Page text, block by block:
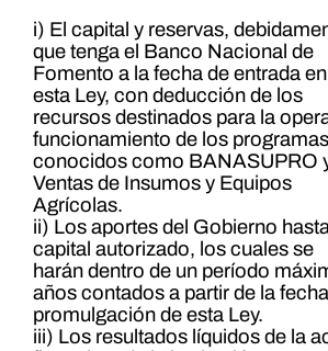
i) El capital y reservas,
que tenga el Banco Nacional de
Fomento a la fecha de entrada
esta Ley, con deducción de los
recursos destinados para la
funcionamiento de los programas
conocidos como BANASUPRO
Ventas de Insumos y Equipos
Agrícolas.
ii) Los aportes del Gobierno
capital autorizado, los cuales se
harán dentro de un período
años contados a partir de la
promulgación de esta Ley.
iii) Los resultados líquidos de la